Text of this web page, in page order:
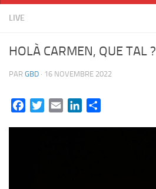
LIVE
HOLÀ CARMEN, QUE TAL ?
PAR GBD · 16 NOVEMBRE 2022
FacebookTwitterEmail LinkedIn